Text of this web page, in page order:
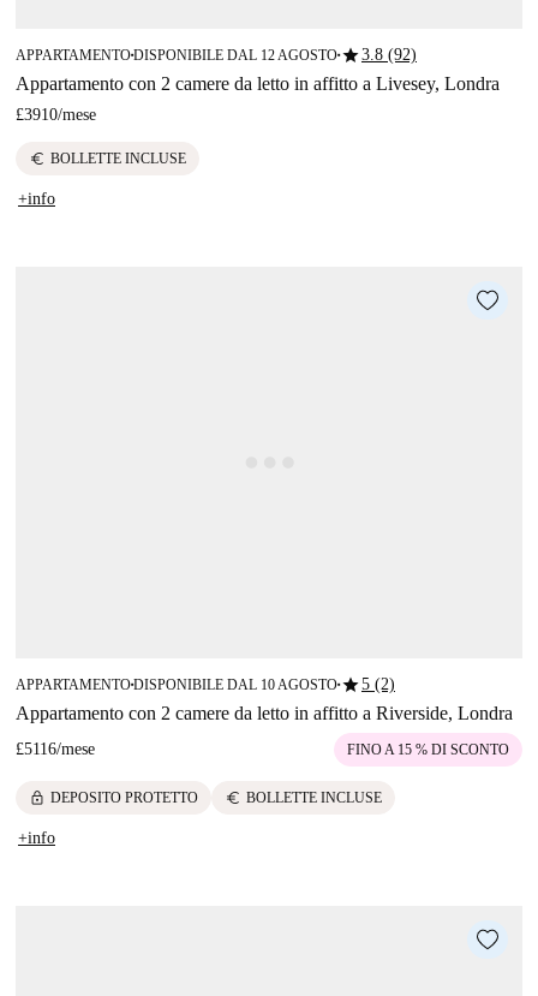
APPARTAMENTO■DISPONIBILE DAL 12 AGOSTO■star3.8 (92)
Appartamento con 2 camere da letto in affitto a Livesey, Londra
£3910/mese
euro BOLLETTE INCLUSE
+info
APPARTAMENTO■DISPONIBILE DAL 10 AGOSTO■star5 (2)
Appartamento con 2 camere da letto in affitto a Riverside, Londra
£5116/mese FINO A 15 % DI SCONTO
lock DEPOSITO PROTETTO euro BOLLETTE INCLUSE
+info